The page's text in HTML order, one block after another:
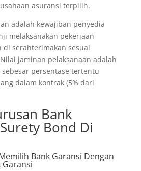
asuransi terpilih.
adalah kewajiban penyedia
melaksanakan pekerjaan
di serahterimakan sesuai
jaminan pelaksanaan adalah
persentase tertentu
dalam kontrak (5% dari
Bank
Bond Di
Bank Garansi Dengan
Garansi